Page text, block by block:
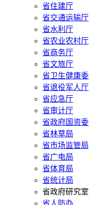
省住建厅
省交通运输厅
省水利厅
省农业农村厅
省商务厅
省文旅厅
省卫生健康委
省退役军人厅
省应急厅
省审计厅
省政府国资委
省林草局
省市场监管局
省广电局
省体育局
省统计局
省政府研究室
省人防办